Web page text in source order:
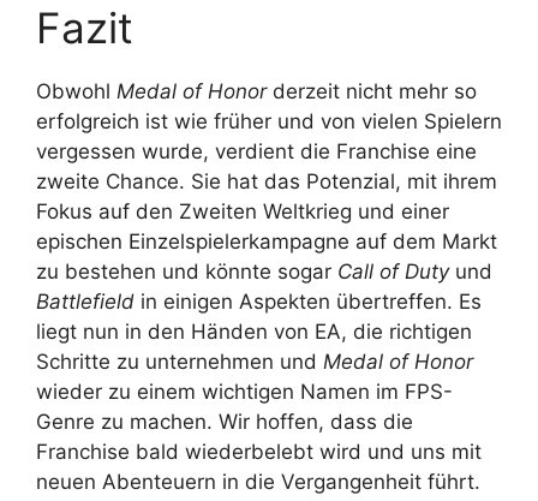
Fazit
Obwohl Medal of Honorderzeit nicht mehr so
erfolgreich ist wie früher und von vielen Spielern
vergessen wurde, verdient die Franchise eine
zweite Chance. Sie hat das Potenzial, mit ihrem
Fokus auf den Zweiten Weltkrieg und einer
epischen Einzelspielerkampagne auf dem Markt
zu bestehen und könnte sogar Call of Dutyund
Battlefield in einigen Aspekten übertreffen. Es
liegt nun in den Händen von EA, die richtigen
Schritte zu unternehmen und Medal of Honor
wieder zu einem wichtigen Namen im FPS-
Genre zu machen. Wir hoffen, dass die
Franchise bald wiederbelebt wird und uns mit
neuen Abenteuern in die Vergangenheit führt.